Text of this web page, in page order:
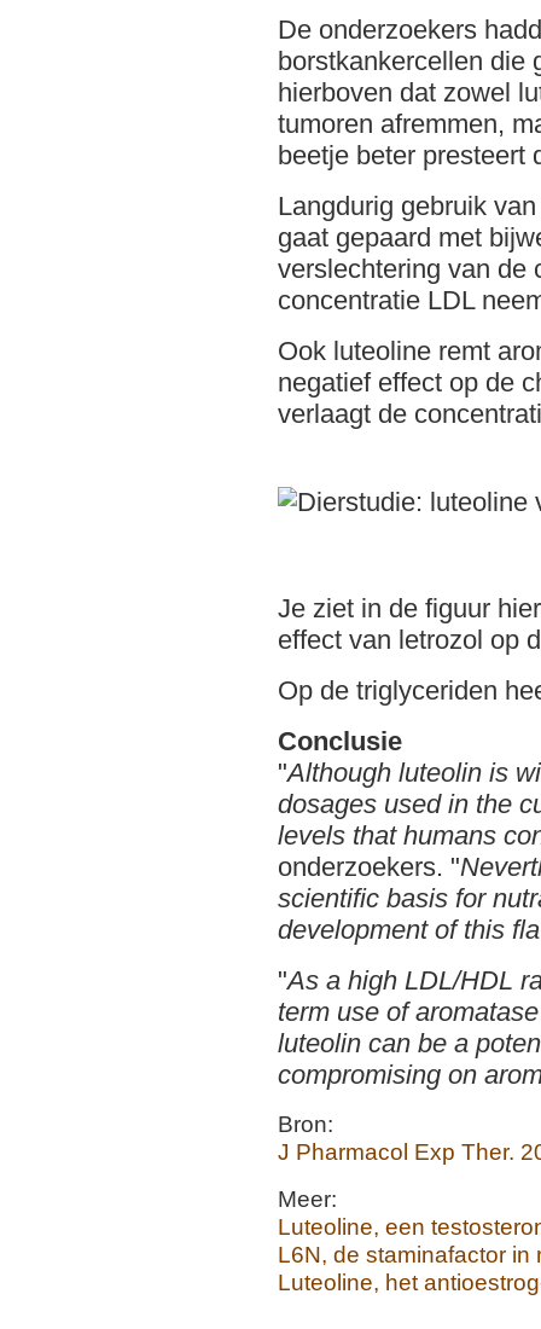
De onderzoekers
borstkankercellen die
hierboven dat zowel
tumoren afremmen,
beetje beter presteert
Langdurig gebruik
gaat gepaard met
verslechtering van de
concentratie LDL
Ook luteoline remt
negatief effect op de
verlaagt de
Je ziet in de figuur
effect van letrozol op
Op de triglyceriden
Conclusie
"Although luteolin is
dosages used in the
levels that humans
onderzoekers. "
scientific basis for
development of this
"As a high LDL/HDL
term use of
luteolin can be a
compromising on
Bron:
J Pharmacol Exp Ther.
Meer:
Luteoline, een
L6N, de staminafactor in
Luteoline, het